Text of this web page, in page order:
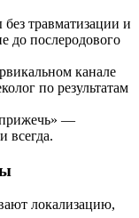
травматизации и
до послеродового
канале
по результатам
—
всегда.
локализацию,